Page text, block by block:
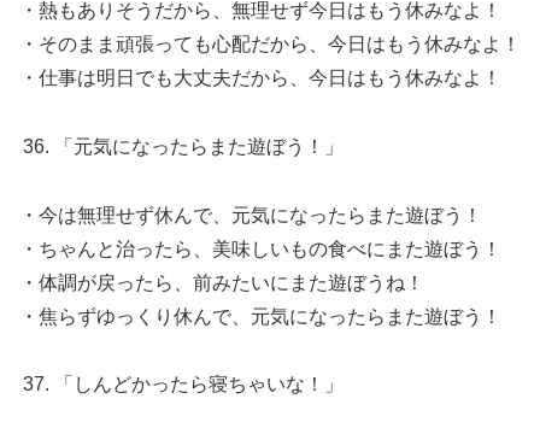
・熱もありそうだから、無理せず今日はもう休みなよ！
・そのまま頑張っても心配だから、今日はもう休みなよ！
・仕事は明日でも大丈夫だから、今日はもう休みなよ！
「元気になったらまた遊ぼう！」
・今は無理せず休んで、元気になったらまた遊ぼう！
・ちゃんと治ったら、美味しいもの食べにまた遊ぼう！
・体調が戻ったら、前みたいにまた遊ぼうね！
・焦らずゆっくり休んで、元気になったらまた遊ぼう！
「しんどかったら寝ちゃいな！」